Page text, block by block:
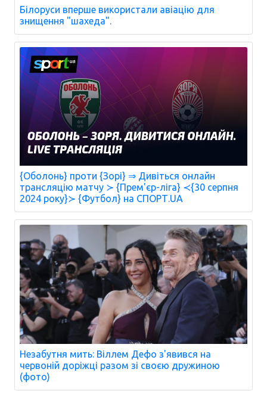
Білоруси вперше використали авіацію для
знищення "шахеда".
{Оболонь} проти {Зорі} ⇒ Дивіться онлайн
трансляцію матчу ≻ {Прем'єр-ліга} ≺{30 серпня
2024 року}≻ {Футбол} на СПОРТ.UA
Незабутня мить: Віллем Дефо з'явився на
червоній доріжці разом зі своєю дружиною
(фото)